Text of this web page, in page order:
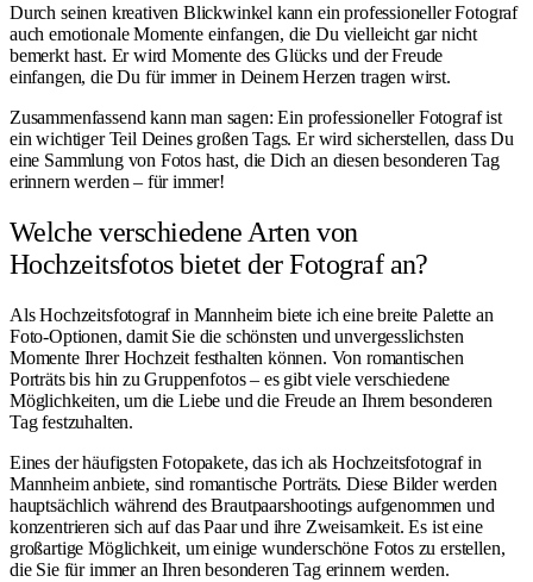
Durch seinen kreativen Blickwinkel kann ein professioneller Fotograf
auch emotionale Momente einfangen, die Du vielleicht gar nicht
bemerkt hast. Er wird Momente des Glücks und der Freude
einfangen, die Du für immer in Deinem Herzen tragen wirst.
Zusammenfassend kann man sagen: Ein professioneller Fotograf ist
ein wichtiger Teil Deines großen Tags. Er wird sicherstellen, dass Du
eine Sammlung von Fotos hast, die Dich an diesen besonderen Tag
erinnern werden – für immer!
Welche verschiedene Arten von
Hochzeitsfotos bietet der Fotograf an?
Als Hochzeitsfotograf in Mannheim biete ich eine breite Palette an
Foto-Optionen, damit Sie die schönsten und unvergesslichsten
Momente Ihrer Hochzeit festhalten können. Von romantischen
Porträts bis hin zu Gruppenfotos – es gibt viele verschiedene
Möglichkeiten, um die Liebe und die Freude an Ihrem besonderen
Tag festzuhalten.
Eines der häufigsten Fotopakete, das ich als Hochzeitsfotograf in
Mannheim anbiete, sind romantische Porträts. Diese Bilder werden
hauptsächlich während des Brautpaarshootings aufgenommen und
konzentrieren sich auf das Paar und ihre Zweisamkeit. Es ist eine
großartige Möglichkeit, um einige wunderschöne Fotos zu erstellen,
die Sie für immer an Ihren besonderen Tag erinnern werden.